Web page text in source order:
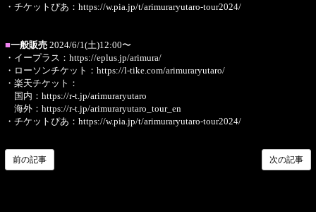
・チケットぴあ： https://w.pia.jp/t/arimuraryutaro-tour2024/
■一般販売 2024/6/1(土)12:00〜
・イープラス： https://eplus.jp/arimura/
・ローソンチケット： https://l-tike.com/arimuraryutaro/
・楽天チケット：
国内： https://r-t.jp/arimuraryutaro
海外： https://r-t.jp/arimuraryutaro_tour_en
・チケットぴあ： https://w.pia.jp/t/arimuraryutaro-tour2024/
次の記事
前の記事